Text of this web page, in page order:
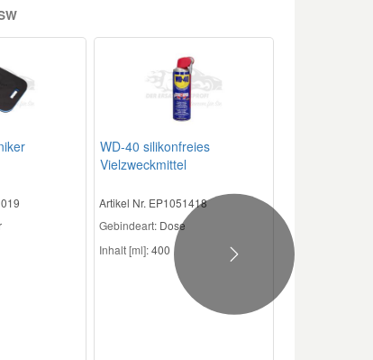
WD-40 silikonfreies
Vielzweckmittel
Artikel Nr. EP1051418
Gebindeart: Dose
Inhalt [ml]:400
Next